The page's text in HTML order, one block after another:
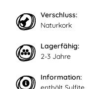
Verschluss:
Naturkork
Lagerfähig:
2-3 Jahre
Information: